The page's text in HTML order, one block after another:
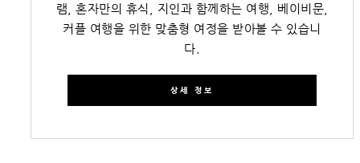
램, 혼자만의 휴식, 지인과 함께하는 여행, 베이비문,
커플 여행을 위한 맞춤형 여정을 받아볼 수 있습니
다.
상세 정보